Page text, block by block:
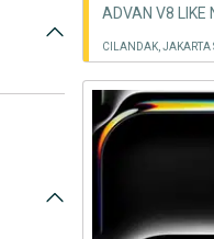
ADVAN V8 LIKE
CILANDAK, JAKARTA